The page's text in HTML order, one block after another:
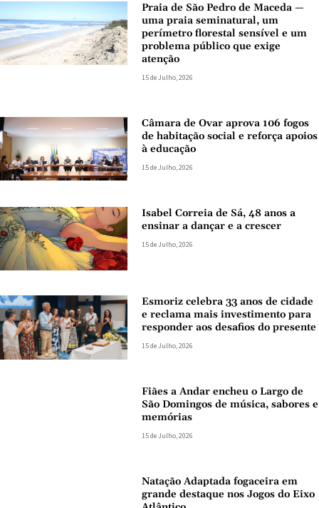
Praia de São Pedro de Maceda —
uma praia seminatural, um
perímetro florestal sensível e um
problema público que exige
atenção
15 de Julho, 2026
Câmara de Ovar aprova 106 fogos
de habitação social e reforça apoios
à educação
15 de Julho, 2026
Isabel Correia de Sá, 48 anos a
ensinar a dançar e a crescer
15 de Julho, 2026
Esmoriz celebra 33 anos de cidade
e reclama mais investimento para
responder aos desafios do presente
15 de Julho, 2026
Fiães a Andar encheu o Largo de
São Domingos de música, sabores e
memórias
15 de Julho, 2026
Natação Adaptada fogaceira em
grande destaque nos Jogos do Eixo